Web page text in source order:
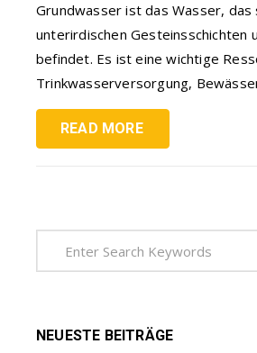
Grundwasser ist das Wasser, das
unterirdischen Gesteinsschichten
befindet. Es ist eine wichtige
Trinkwasserversorgung,
READ MORE
NEUESTE BEITRÄGE